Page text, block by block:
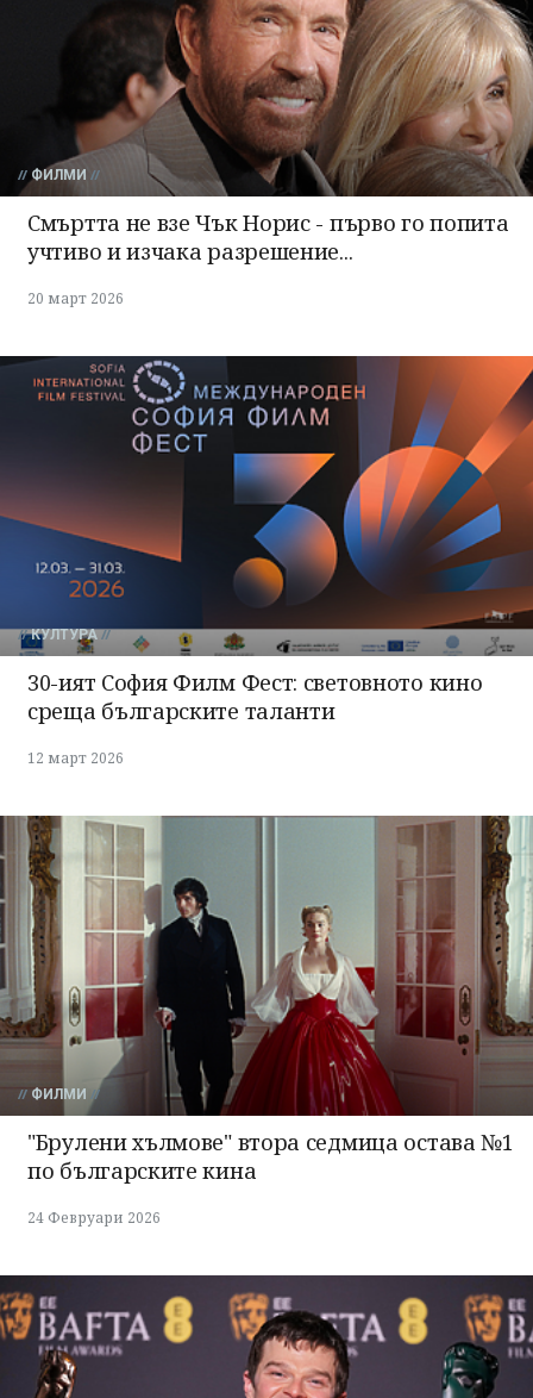
ФИЛМИ
Смъртта не взе Чък Норис - първо го попита
учтиво и изчака разрешение...
20 март 2026
КУЛТУРА
30-ият София Филм Фест: световното кино
среща българските таланти
12 март 2026
ФИЛМИ
"Брулени хълмове" втора седмица остава №1
по българските кина
24 Февруари 2026